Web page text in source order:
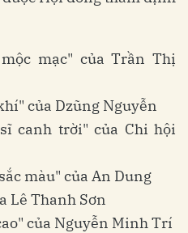
mạc" của Trần Thị
của Dzũng Nguyễn
canh trời" của Chi hội
màu" của An Dung
Lê Thanh Sơn
của Nguyễn Minh Trí